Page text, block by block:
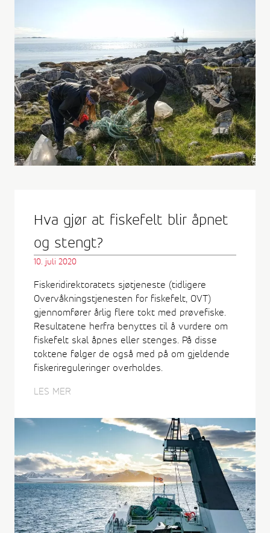
Hva gjør at fiskefelt blir åpnet
og stengt?
10. juli 2020
Fiskeridirektoratets sjøtjeneste (tidligere
Overvåkningstjenesten for fiskefelt, OVT)
gjennomfører årlig flere tokt med prøvefiske.
Resultatene herfra benyttes til å vurdere om
fiskefelt skal åpnes eller stenges. På disse
toktene følger de også med på om gjeldende
fiskerireguleringer overholdes.
LES MER